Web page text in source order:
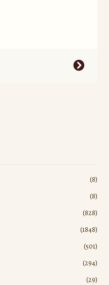
(8)
(8)
(828)
(1848)
(501)
(294)
(29)